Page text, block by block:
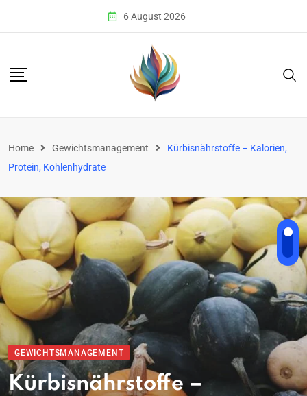
6 August 2026
Home Gewichtsmanagement
Kürbisnährstoffe – Kalorien,
Protein, Kohlenhydrate
GEWICHTSMANAGEMENT
Kürbisnährstoffe –